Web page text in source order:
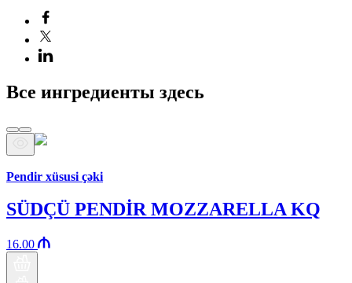
Все ингредиенты здесь
Pendir xüsusi çəki
SÜDÇÜ PENDİR MOZZARELLA KQ
16.00